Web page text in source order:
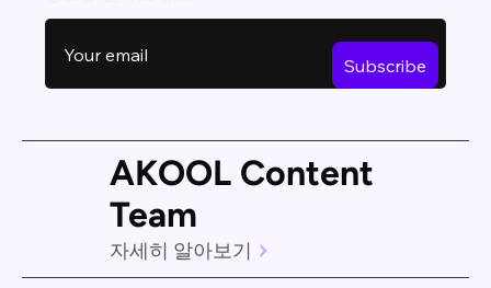
AKOOL Content
Team
자세히 알아보기